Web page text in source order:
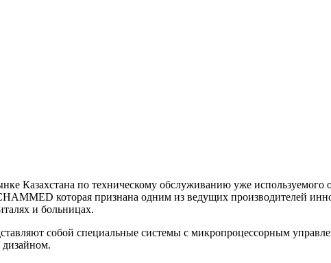
по техническому обслуживанию уже используемого
которая признана одним из ведущих производителей
и больницах.
собой специальные системы с микропроцессорным